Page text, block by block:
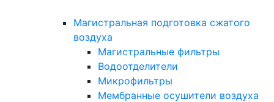
Магистральная подготовка сжатого
воздуха
Магистральные фильтры
Водоотделители
Микрофильтры
Мембранные осушители воздуха